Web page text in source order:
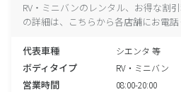
RV・ミニバンのレンタル、お得な割
の詳細は、こちらから各店舗にお電話
代表車種 シエンタ 等
ボディタイプ RV・ミニバン
営業時間 08:00-20:00